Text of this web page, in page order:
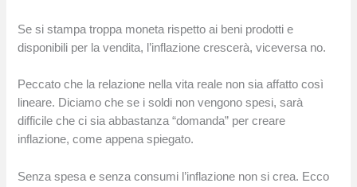
Se si stampa troppa moneta rispetto ai beni prodotti e
disponibili per la vendita, l’inflazione crescerà, viceversa no.
Peccato che la relazione nella vita reale non sia affatto così
lineare. Diciamo che se i soldi non vengono spesi, sarà
difficile che ci sia abbastanza “domanda” per creare
inflazione, come appena spiegato.
Senza spesa e senza consumi l’inflazione non si crea. Ecco